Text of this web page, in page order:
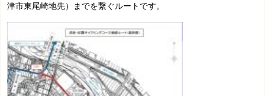
津市東尾崎地先）までを繋ぐルートです。